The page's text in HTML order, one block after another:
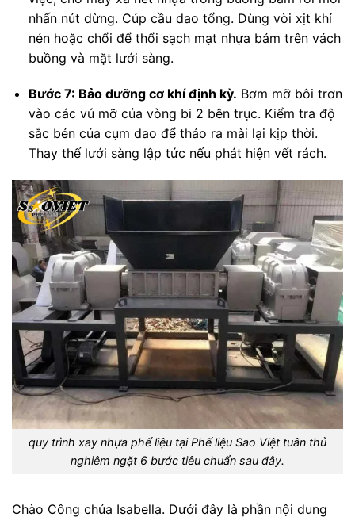
nhấn nút dừng. Cúp cầu dao tổng. Dùng vòi xịt khí
nén hoặc chổi để thổi sạch mạt nhựa bám trên vách
buồng và mặt lưới sàng.
Bước 7: Bảo dưỡng cơ khí định kỳ. Bơm mỡ bôi trơn
vào các vú mỡ của vòng bi 2 bên trục. Kiểm tra độ
sắc bén của cụm dao để tháo ra mài lại kịp thời.
Thay thế lưới sàng lập tức nếu phát hiện vết rách.
quy trình xay nhựa phế liệu tại Phế liệu Sao Việt tuân thủ
nghiêm ngặt 6 bước tiêu chuẩn sau đây.
Chào Công chúa Isabella. Dưới đây là phần nội dung